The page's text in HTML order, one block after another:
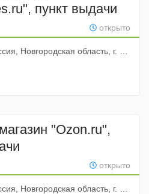
пункт выдачи
открыто
область, г. Великий Новгород, ул. Щусева, д. 7
"Ozon.ru",
открыто
область, г. Великий Новгород, ул. Псковская, д. 11